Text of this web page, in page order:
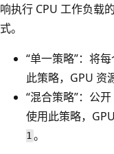
响执行 CPU 工作负载
式。
“单一策略”：将
此策略，GPU 资
“混合策略”：公
使用此策略，
1。